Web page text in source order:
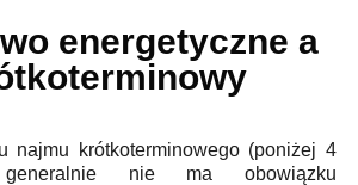
energetyczne a
najmu krótkoterminowego (poniżej 4
generalnie nie ma obowiązku